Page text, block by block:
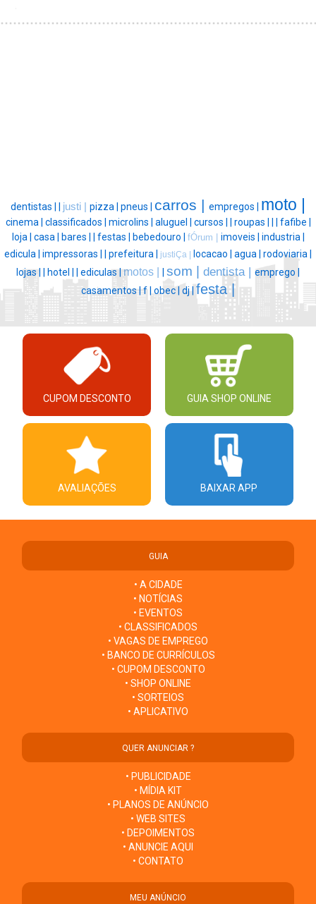
dentistas | | justi | pizza | pneus | carros | empregos | moto |
cinema | classificados | microlins | aluguel | cursos | | roupas | | | fafibe |
loja | casa | bares | | festas | bebedouro | fÓrum | imoveis | industria |
edicula | impressoras | | prefeitura | justiÇa | locacao | agua | rodoviaria |
lojas | | hotel | | ediculas |motos | | som | dentista | emprego |
casamentos |f | obec | dj | festa |
CUPOM DESCONTO GUIA SHOP ONLINE
AVALIAÇÕES BAIXAR APP
GUIA
• A CIDADE
• NOTÍCIAS
• EVENTOS
• CLASSIFICADOS
• VAGAS DE EMPREGO
• BANCO DE CURRÍCULOS
• CUPOM DESCONTO
• SHOP ONLINE
• SORTEIOS
• APLICATIVO
QUER ANUNCIAR ?
• PUBLICIDADE
• MÍDIA KIT
• PLANOS DE ANÚNCIO
• WEB SITES
• DEPOIMENTOS
• ANUNCIE AQUI
• CONTATO
MEU ANÚNCIO